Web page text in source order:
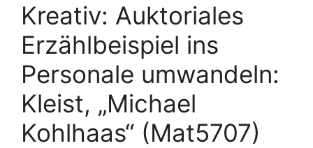
Kreativ: Auktoriales
Erzählbeispiel ins
Personale umwandeln:
Kleist, „Michael
Kohlhaas“ (Mat5707)